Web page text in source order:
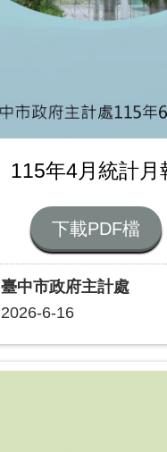
115年4月統計月
下載PDF檔
臺中市政府主計處
2026-6-16